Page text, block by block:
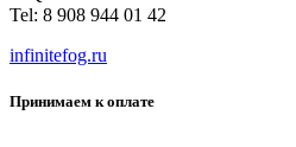
Tel: 8 908 944 01 42
infinitefog.ru
Принимаем к оплате